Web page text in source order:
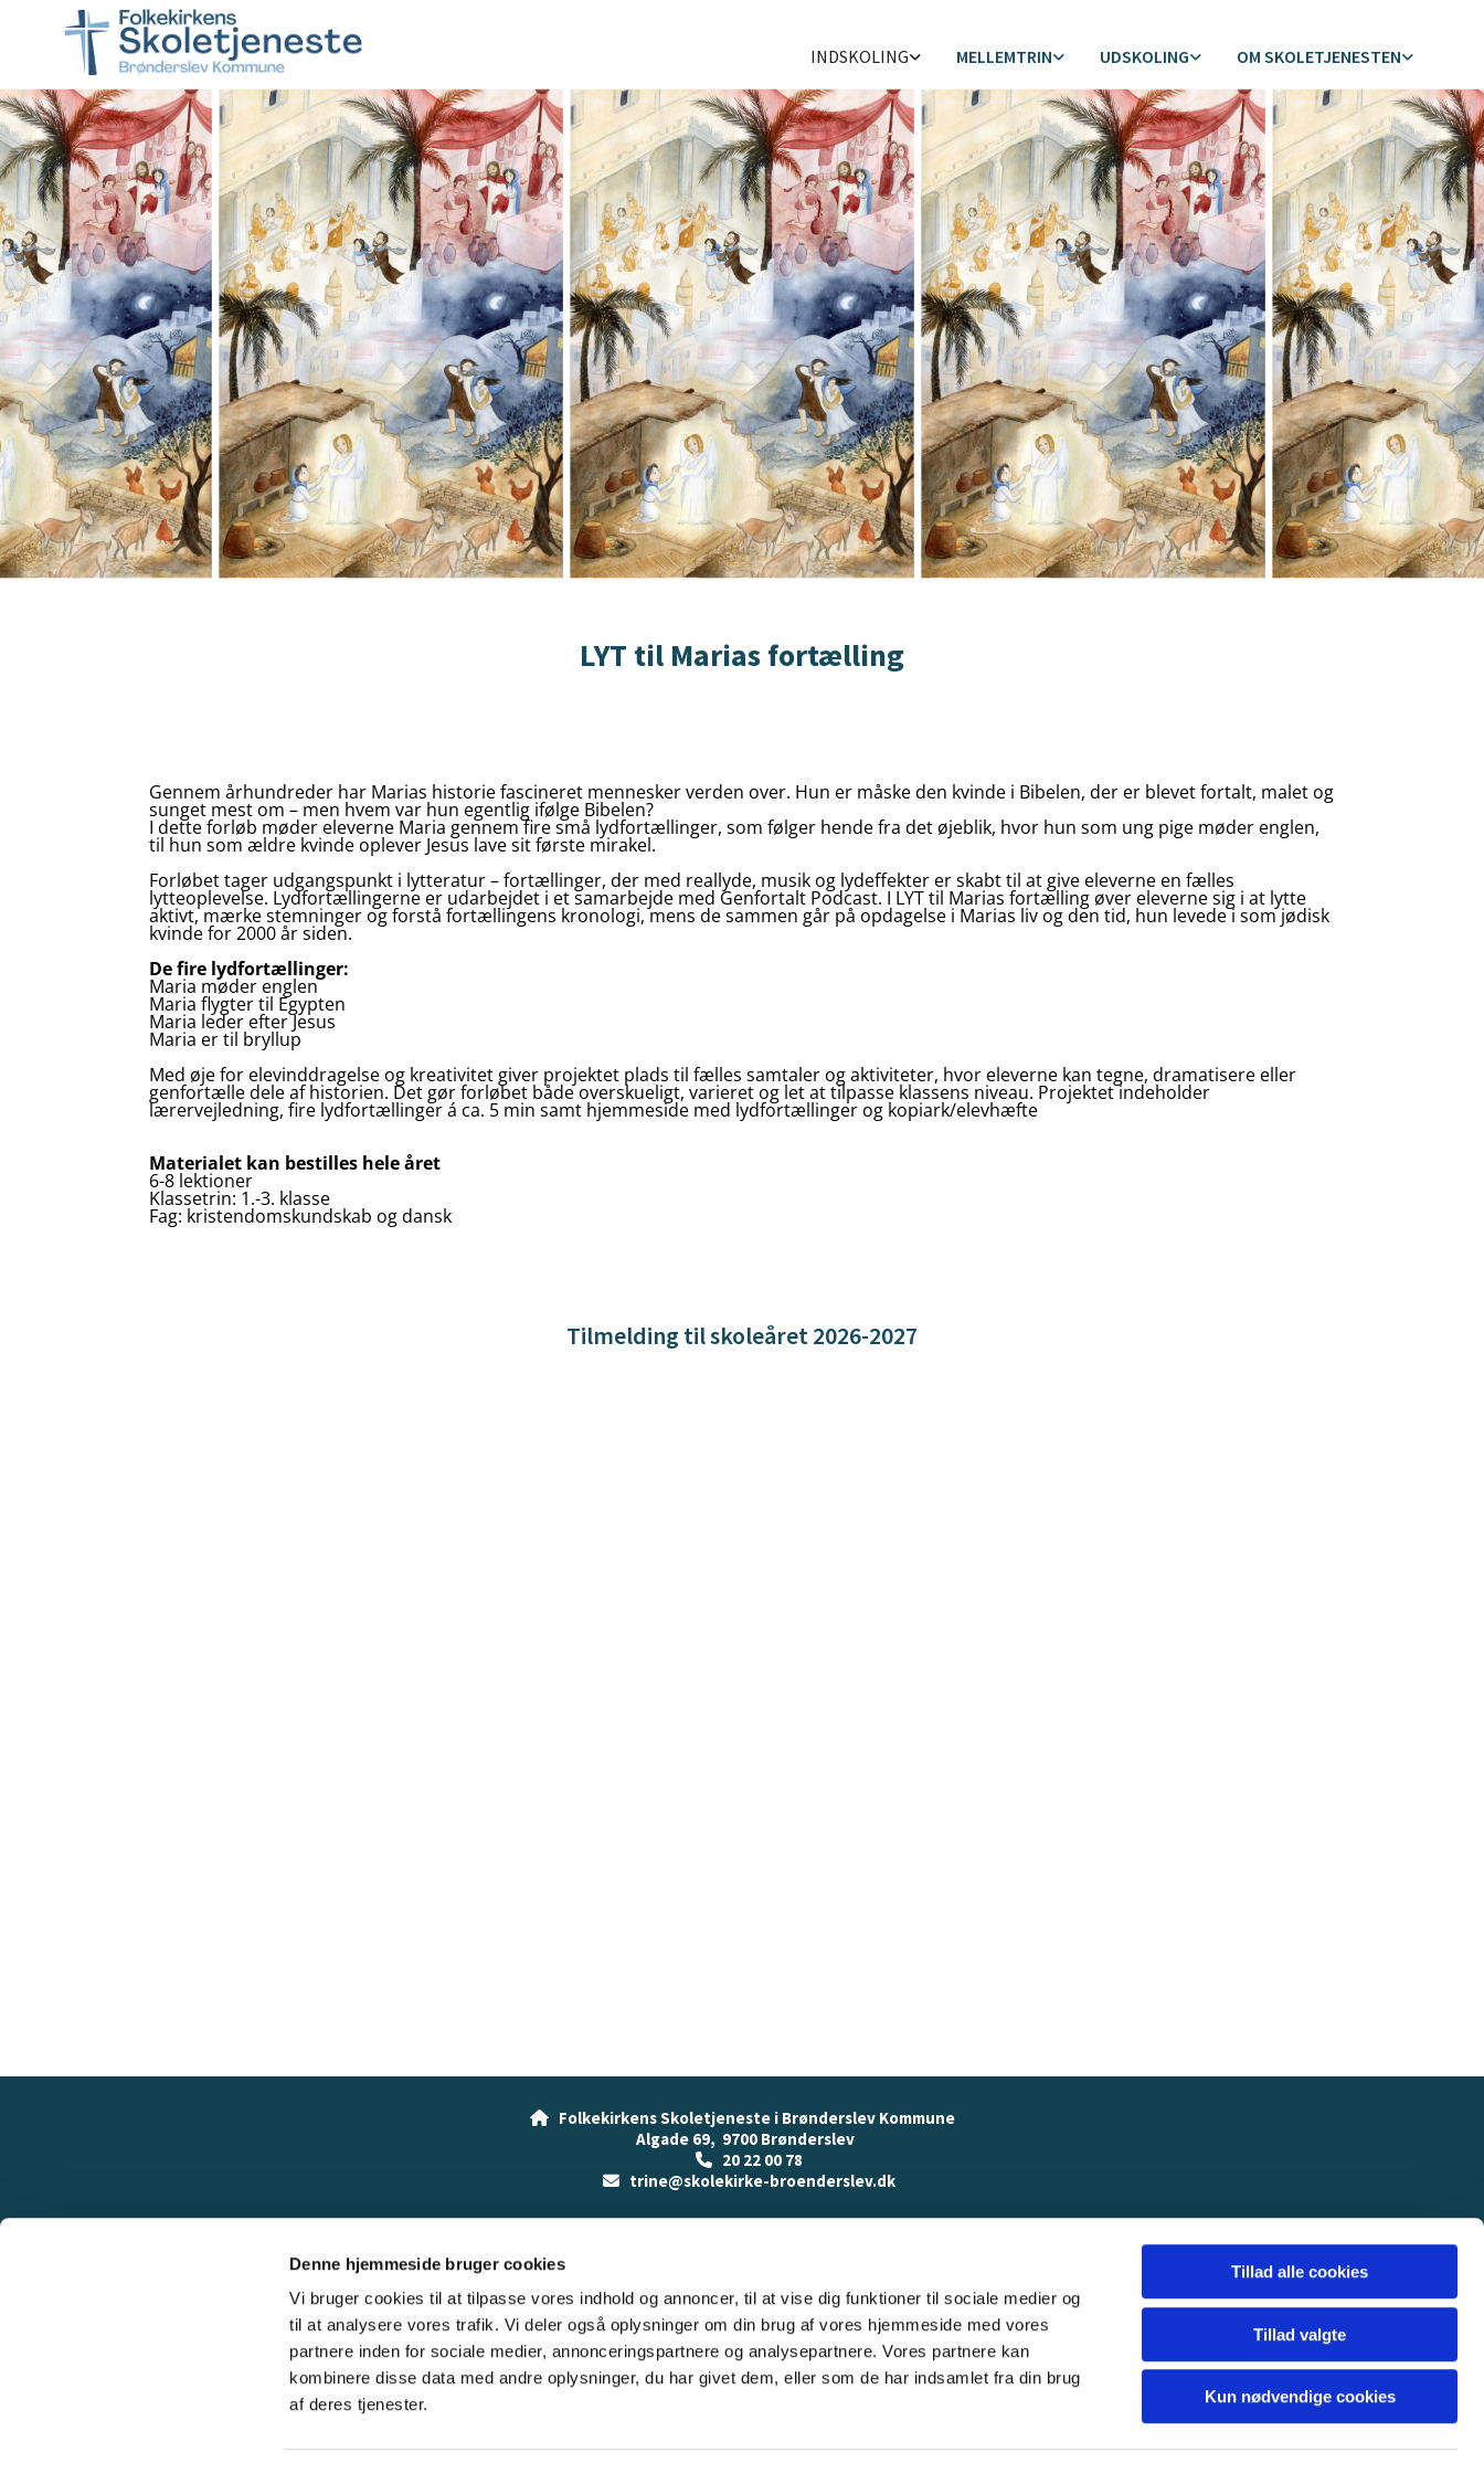
Denne hjemmeside bruger cookies
Vi bruger cookies til at tilpasse vores indhold og annoncer, til at vise dig funktioner til sociale medier og
til at analysere vores trafik. Vi deler også oplysninger om din brug af vores hjemmeside med vores
partnere inden for sociale medier, annonceringspartnere og analysepartnere. Vores partnere kan
kombinere disse data med andre oplysninger, du har givet dem, eller som de har indsamlet fra din brug
af deres tjenester.
Tillad alle cookies
Tillad valgte
Kun nødvendige cookies
INDSKOLING MELLEMTRIN UDSKOLING OM SKOLETJENESTEN
LYT til Marias fortælling
Gennem århundreder har Marias historie fascineret mennesker verden over. Hun er måske den kvinde i Bibelen, der er blevet fortalt, malet og
sunget mest om – men hvem var hun egentlig ifølge Bibelen?
I dette forløb møder eleverne Maria gennem fire små lydfortællinger, som følger hende fra det øjeblik, hvor hun som ung pige møder englen,
til hun som ældre kvinde oplever Jesus lave sit første mirakel.
Forløbet tager udgangspunkt i lytteratur – fortællinger, der med reallyde, musik og lydeffekter er skabt til at give eleverne en fælles
lytteoplevelse. Lydfortællingerne er udarbejdet i et samarbejde med Genfortalt Podcast. I LYT til Marias fortælling øver eleverne sig i at lytte
aktivt, mærke stemninger og forstå fortællingens kronologi, mens de sammen går på opdagelse i Marias liv og den tid, hun levede i som jødisk
kvinde for 2000 år siden.
De fire lydfortællinger:
Maria møder englen
Maria flygter til Egypten
Maria leder efter Jesus
Maria er til bryllup
Med øje for elevinddragelse og kreativitet giver projektet plads til fælles samtaler og aktiviteter, hvor eleverne kan tegne, dramatisere eller
genfortælle dele af historien. Det gør forløbet både overskueligt, varieret og let at tilpasse klassens niveau. Projektet indeholder
lærervejledning, fire lydfortællinger á ca. 5 min samt hjemmeside med lydfortællinger og kopiark/elevhæfte
Materialet kan bestilles hele året
6-8 lektioner
Klassetrin: 1.-3. klasse
Fag: kristendomskundskab og dansk
Tilmelding til skoleåret 2026-2027
Folkekirkens Skoletjeneste i Brønderslev Kommune
Algade 69, 9700 Brønderslev
20 22 00 78
trine@skolekirke-broenderslev.dk
Cookiepolitik Tilgængelighedserklæring